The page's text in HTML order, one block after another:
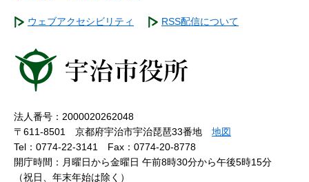
ウェブアクセシビリティ RSS配信について
法人番号：2000020262048
〒611-8501 京都府宇治市宇治琵琶33番地 地図
Tel：0774-22-3141
Fax：0774-20-8778
開庁時間：月曜日から金曜日 午前8時30分から午後5時15分
（祝日、年末年始は除く）